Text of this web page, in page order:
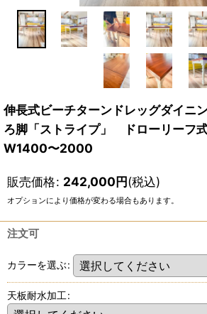
伸長式ビーチターンドレッグダイニ
ろ脚「ストライプ」 ドローリーフ
W1400〜2000
販売価格: 242,000円(税込)
オプションにより価格が変わる場合もあります。
注文可
カラーを選ぶ:
天板耐水加工: